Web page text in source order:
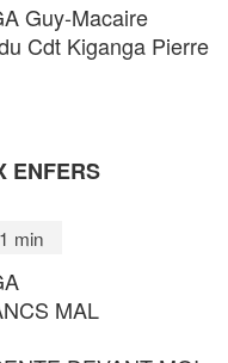
Guy-Macaire
Cdt Kiganga Pierre
ENFERS
min
MAL